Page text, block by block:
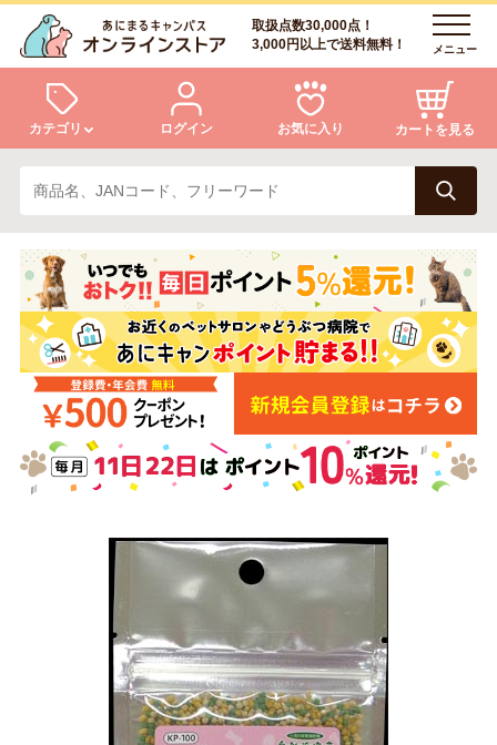
取扱点数30,000点！
3,000円以上で送料無料！
メニュー
カテゴリ
犬 猫
小動物・鳥 アクア・爬虫類・昆虫
ドッグフード キャットフード
美容・ケア用品 服・おさんぽ用品
日用品（デイリー） リビング雑貨
トリマーグッズ シニアサポート
ログイン お気に入り カートを見る
ログイン
会員登録
あにまるキャンパスについて
アフターサービス
商品リクエスト
お問い合わせ